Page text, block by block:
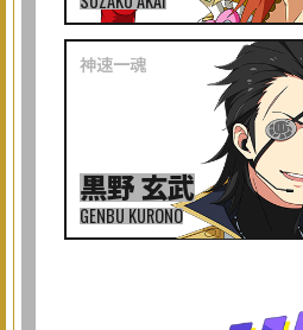
黒野 玄武
GENBU KURONO